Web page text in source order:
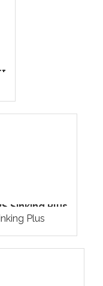
Sinking Plus
Plus